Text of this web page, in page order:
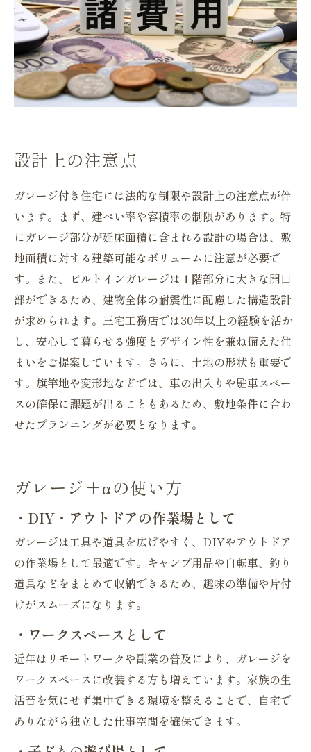
設計上の注意点
ガレージ付き住宅には法的な制限や設計上の注意点が伴
います。まず、建ぺい率や容積率の制限があります。特
にガレージ部分が延床面積に含まれる設計の場合は、敷
地面積に対する建築可能なボリュームに注意が必要で
す。また、ビルトインガレージは１階部分に大きな開口
部ができるため、建物全体の耐震性に配慮した構造設計
が求められます。三宅工務店では30年以上の経験を活か
し、安心して暮らせる強度とデザイン性を兼ね備えた住
まいをご提案しています。さらに、土地の形状も重要で
す。旗竿地や変形地などでは、車の出入りや駐車スペー
スの確保に課題が出ることもあるため、敷地条件に合わ
せたプランニングが必要となります。
ガレージ＋αの使い方
・DIY・アウトドアの作業場として
ガレージは工具や道具を広げやすく、DIYやアウトドア
の作業場として最適です。キャンプ用品や自転車、釣り
道具などをまとめて収納できるため、趣味の準備や片付
けがスムーズになります。
・ワークスペースとして
近年はリモートワークや副業の普及により、ガレージを
ワークスペースに改装する方も増えています。家族の生
活音を気にせず集中できる環境を整えることで、自宅で
ありながら独立した仕事空間を確保できます。